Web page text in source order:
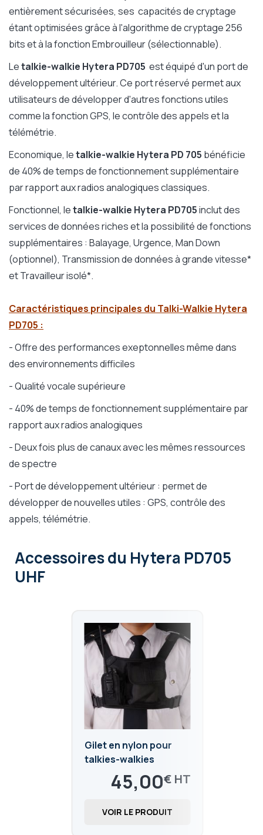
entièrement sécurisées, ses capacités de cryptage
étant optimisées grâce à l'algorithme de cryptage 256
bits et à la fonction Embrouilleur (sélectionnable).
Letalkie-walkie Hytera PD705 est équipé d'un port de
développement ultérieur. Ce port réservé permet aux
utilisateurs de développer d'autres fonctions utiles
comme la fonction GPS, le contrôle des appels et la
télémétrie.
Economique, letalkie-walkie Hytera PD 705 bénéficie
de 40% de temps de fonctionnement supplémentaire
par rapport aux radios analogiques classiques.
Fonctionnel, letalkie-walkie Hytera PD705inclut des
services de données riches et la possibilité de fonctions
supplémentaires : Balayage, Urgence, Man Down
(optionnel), Transmission de données à grande vitesse*
et Travailleur isolé*.
Caractéristiques principales du Talki-Walkie Hytera
PD705 :
- Offre des performances exeptonnelles même dans
des environnements difficiles
- Qualité vocale supérieure
- 40% de temps de fonctionnement supplémentaire par
rapport aux radios analogiques
- Deux fois plus de canaux avec les mêmes ressources
de spectre
- Port de développement ultérieur : permet de
développer de nouvelles utiles : GPS, contrôle des
appels, télémétrie.
Accessoiresdu Hytera PD705
UHF
Gilet en nylon pour
talkies-walkies
45,00€
VOIR LE PRODUIT